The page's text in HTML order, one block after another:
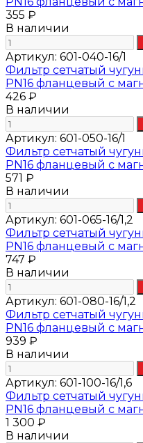
355 ₽
В наличии
Артикул: 601-040-16/1
Фильтр сетчатый
PN16 фланцевый с
426 ₽
В наличии
Артикул: 601-050-16/1
Фильтр сетчатый
PN16 фланцевый с
571 ₽
В наличии
Артикул: 601-065-16/1,2
Фильтр сетчатый
PN16 фланцевый с
747 ₽
В наличии
Артикул: 601-080-16/1,2
Фильтр сетчатый
PN16 фланцевый с
939 ₽
В наличии
Артикул: 601-100-16/1,6
Фильтр сетчатый
PN16 фланцевый с
1 300 ₽
В наличии